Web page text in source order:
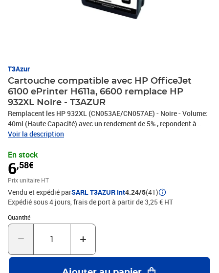
T3Azur
Cartouche compatible avec HP OfficeJet
6100 ePrinter H611a, 6600 remplace HP
932XL Noire - T3AZUR
Remplacent les HP 932XL (CN053AE/CN057AE) - Noire - Volume:
40ml (Haute Capacité) avec un rendement de 5% , repondent à
toutes les normes européennes ISO 9001/14001, STMC, CE, ROHS
Voir la description
En stock
6,58€
Prix unitaire HT
Vendu et expédié parSARL T3AZUR Int4.24/5(41)
Expédié sous 4 jours, frais de port à partir de 3,25 € HT
Quantité
Quantité : 1